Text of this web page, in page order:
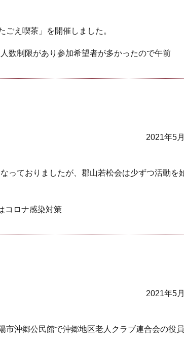
ごえ喫茶」を開催しました。
数制限があり参加希望者が多かったので午前
2021年5
っておりましたが、郡山若松会は少ずつ活動を
コロナ感染対策
2021年5
市沖郷公民館で沖郷地区老人クラブ連合会の役